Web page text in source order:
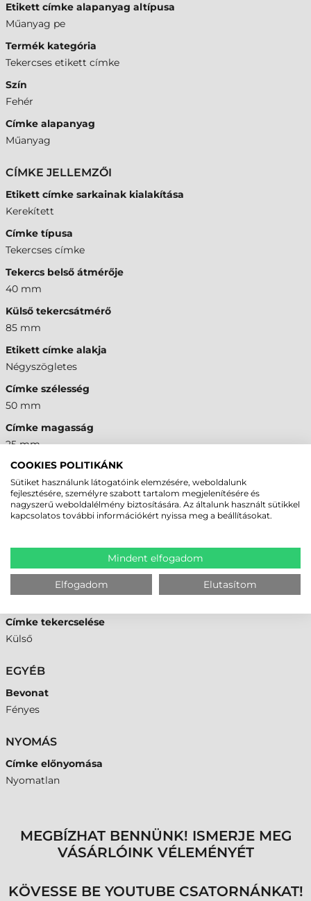
Etikett címke alapanyag altípusa
Műanyag pe
Termék kategória
Tekercses etikett címke
Szín
Fehér
Címke alapanyag
Műanyag
CÍMKE JELLEMZŐI
Etikett címke sarkainak kialakítása
Kerekített
Címke típusa
Tekercses címke
Tekercs belső átmérője
40 mm
Külső tekercsátmérő
85 mm
Etikett címke alakja
Négyszögletes
Címke szélesség
50 mm
Címke magasság
25 mm
Etikett címke pályaszáma
1 pályás
Öntapadó
Igen
Tekercselési irány
Címke tekercselése
Külső
EGYÉB
Bevonat
Fényes
NYOMÁS
Címke előnyomása
Nyomatlan
MEGBÍZHAT BENNÜNK! ISMERJE MEG
VÁSÁRLÓINK VÉLEMÉNYÉT
KÖVESSE BE YOUTUBE CSATORNÁNKAT!
COOKIES POLITIKÁNK
Sütiket használunk látogatóink elemzésére, weboldalunk
fejlesztésére, személyre szabott tartalom megjelenítésére és
nagyszerű weboldalélmény biztosítására. Az általunk használt sütikkel
kapcsolatos további információkért nyissa meg a beállításokat.
Mindent elfogadom
Elfogadom Elutasítom